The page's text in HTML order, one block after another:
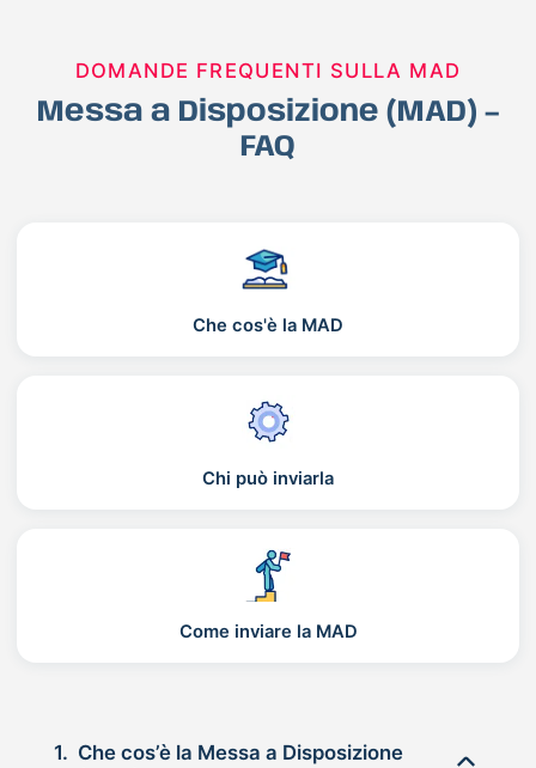
DOMANDE FREQUENTI SULLA MAD
Messa a Disposizione (MAD) –
FAQ
Che cos'è la MAD
Chi può inviarla
Come inviare la MAD
1. Che cos’è la Messa a Disposizione